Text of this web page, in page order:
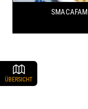
SMACAFAM
ÜBERSICHT